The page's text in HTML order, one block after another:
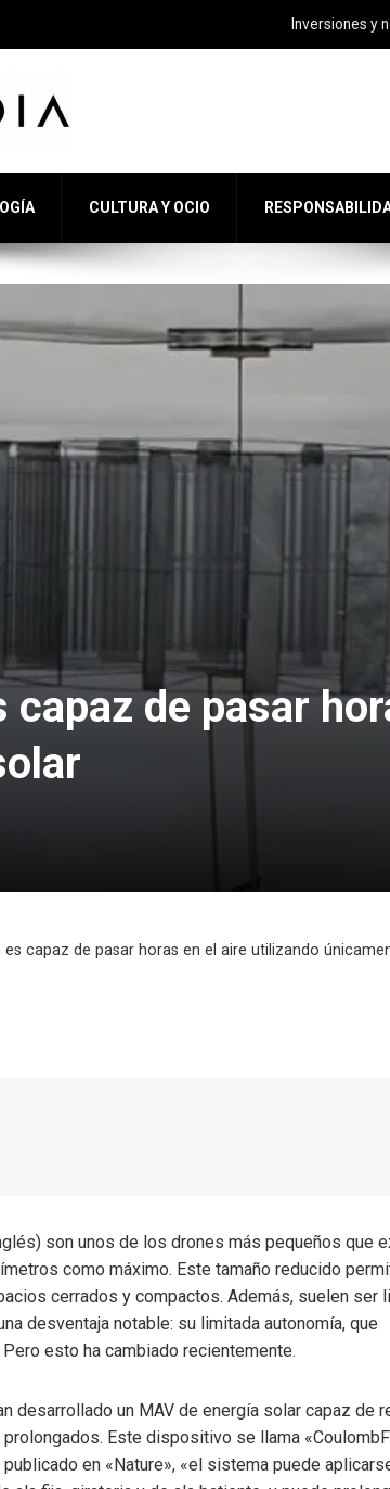
Inversiones y
CULTURA Y OCIO
capaz de pasar
es capaz de pasar horas en el aire utilizando
son unos de los drones más pequeños que
como máximo. Este tamaño reducido
cerrados y compactos. Además, suelen ser
desventaja notable: su limitada autonomía, que
esto ha cambiado recientemente.
desarrollado un MAV de energía solar capaz de
Este dispositivo se llama
en «Nature», «el sistema puede